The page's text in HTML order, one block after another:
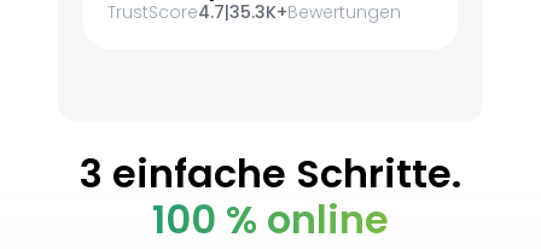
TrustScore4.7|35.3K+Bewertungen
3 einfache Schritte.
100 % online